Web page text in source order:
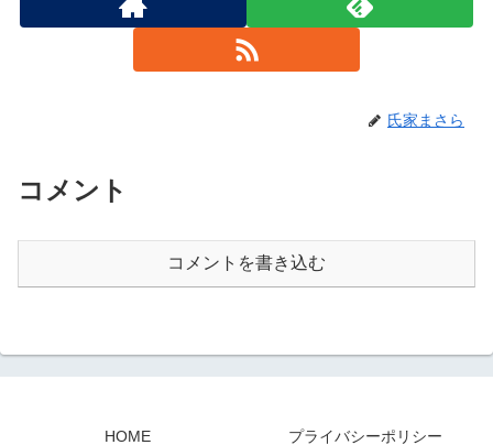
氏家まさら
コメント
コメントを書き込む
HOME
プライバシーポリシー